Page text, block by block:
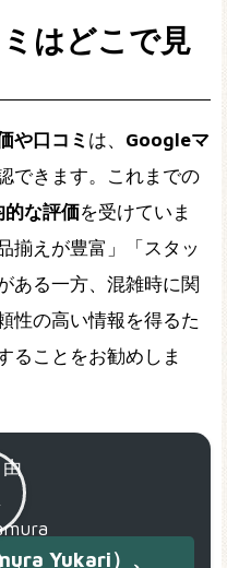
はどこで見
や口コミ は、 Googleマ
できます。これまでの
的な評価を受けていま
揃えが豊富」「スタッ
ある一方、混雑時に関
性の高い情報を得るた
ることをお勧めしま
Yukari）、